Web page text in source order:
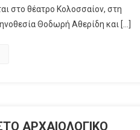
στο θέατρο Κολοσσαίον, στη
Θοδωρή Αθερίδη και […]
ΑΡΧΑΙΟΛΟΓΙΚΟ